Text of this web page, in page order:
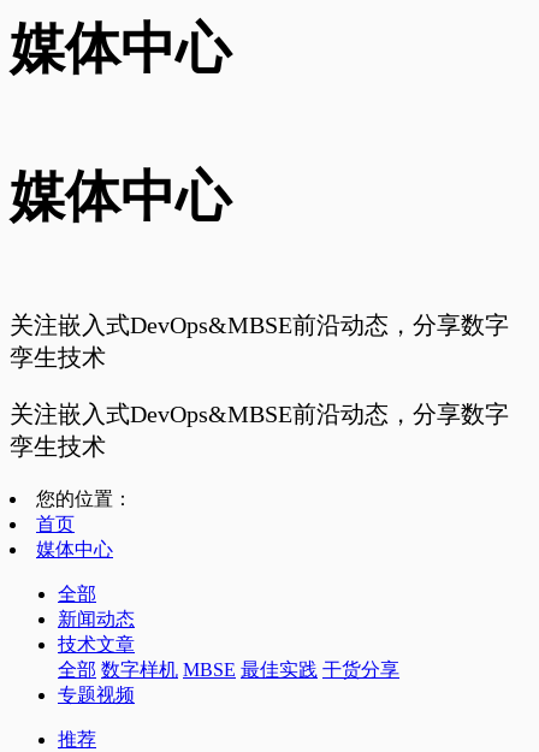
媒体中心
媒体中心
关注嵌入式DevOps&MBSE前沿动态，分享数字
孪生技术
关注嵌入式DevOps&MBSE前沿动态，分享数字
孪生技术
您的位置：
首页
媒体中心
全部
新闻动态
技术文章
全部 数字样机 MBSE 最佳实践 干货分享
专题视频
推荐